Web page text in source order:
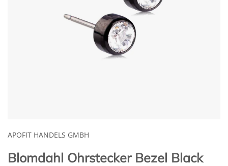
APOFIT HANDELS GMBH
Blomdahl Ohrstecker Bezel Black